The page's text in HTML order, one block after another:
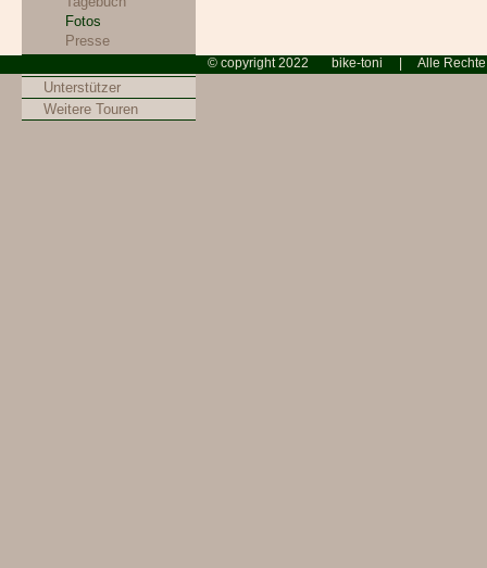
Fotos
Presse
Unterstützer
Weitere Touren
© copyright 2022 bike-toni